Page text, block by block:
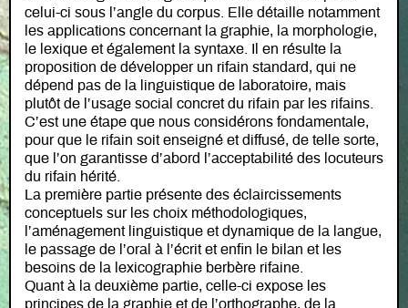
celui-ci sous l’angle du corpus. Elle détaille notamment
les applications concernant la graphie, la morphologie,
le lexique et également la syntaxe. Il en résulte la
proposition de développer un rifain standard, qui ne
dépend pas de la linguistique de laboratoire, mais
plutôt de l’usage social concret du rifain par les rifains.
C’est une étape que nous considérons fondamentale,
pour que le rifain soit enseigné et diffusé, de telle sorte,
que l’on garantisse d’abord l’acceptabilité des locuteurs
du rifain hérité.
La première partie présente des éclaircissements
conceptuels sur les choix méthodologiques,
l’aménagement linguistique et dynamique de la langue,
le passage de l’oral à l’écrit et enfin le bilan et les
besoins de la lexicographie berbère rifaine.
Quant à la deuxième partie, celle-ci expose les
principes de la graphie et de l’orthographe, de la